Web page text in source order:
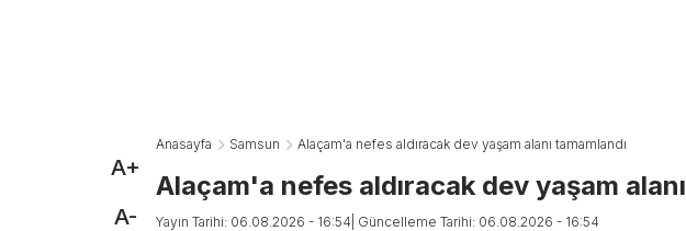
A+
A-
Anasayfa Samsun Alaçam'a nefes aldıracak dev yaşam alanı tamamlandı
Alaçam'a nefes aldıracak dev yaşam
Yayın Tarihi: 06.08.2026 - 16:54 | Güncelleme Tarihi: 06.08.2026 - 16:54